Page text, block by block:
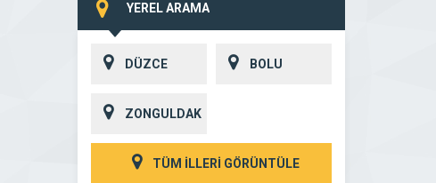
Muhasebe Mali Müşavir
Oto Galeriler
Reklam Ajansları (113)
Sürücü Kursları(26)
Yazılım Ajansları
YEREL ARAMA
DÜZCE BOLU
ZONGULDAK
TÜM İLLERİ GÖRÜNTÜLE